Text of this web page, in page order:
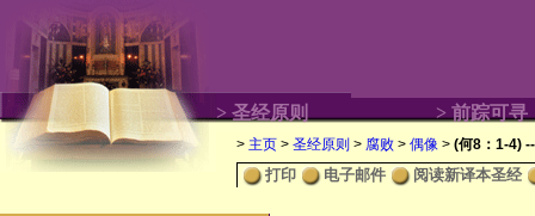
> 圣经原则 > 前踪可寻
> 主页 > 圣经原则 > 腐败 > 偶像 > (何8：1-4)
打印 电子邮件 阅读新译本圣经